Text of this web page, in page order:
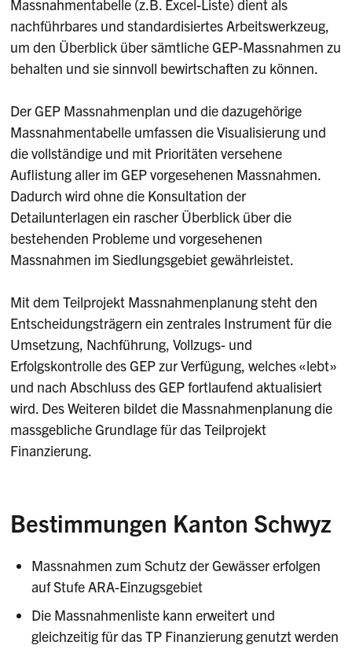
Massnahmentabelle (z.B. Excel-Liste) dient als
nachführbares und standardisiertes Arbeitswerkzeug,
um den Überblick über sämtliche GEP-Massnahmen zu
behalten und sie sinnvoll bewirtschaften zu können.
Der GEP Massnahmenplan und die dazugehörige
Massnahmentabelle umfassen die Visualisierung und
die vollständige und mit Prioritäten versehene
Auflistung aller im GEP vorgesehenen Massnahmen.
Dadurch wird ohne die Konsultation der
Detailunterlagen ein rascher Überblick über die
bestehenden Probleme und vorgesehenen
Massnahmen im Siedlungsgebiet gewährleistet.
Mit dem Teilprojekt Massnahmenplanung steht den
Entscheidungsträgern ein zentrales Instrument für die
Umsetzung, Nachführung, Vollzugs- und
Erfolgskontrolle des GEP zur Verfügung, welches «lebt»
und nach Abschluss des GEP fortlaufend aktualisiert
wird. Des Weiteren bildet die Massnahmenplanung die
massgebliche Grundlage für das Teilprojekt
Finanzierung.
Bestimmungen Kanton Schwyz
Massnahmen zum Schutz der Gewässer erfolgen
auf Stufe ARA-Einzugsgebiet
Die Massnahmenliste kann erweitert und
gleichzeitig für das TP Finanzierung genutzt werden